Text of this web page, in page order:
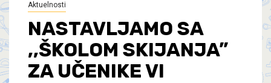
Aktuelnosti
NASTAVLJAMO SA
,,ŠKOLOM SKIJANJA”
ZA UČENIKE VI